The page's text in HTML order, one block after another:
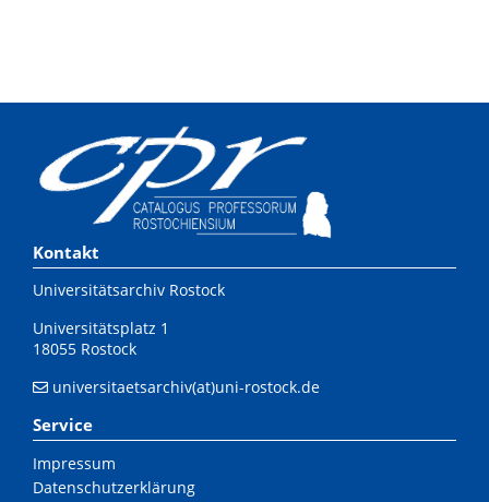
Kontakt
Universitätsarchiv Rostock
Universitätsplatz 1
18055 Rostock
universitaetsarchiv(at)uni-rostock.de
Service
Impressum
Datenschutzerklärung